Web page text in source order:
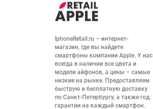
IphoneRetail.ru – интернет-
магазин, где вы найдете
смартфоны компании Apple. У нас
всегда в наличии все цвета и
модели айфонов, а цены – самые
низкие на рынке. Предоставляем
быструю и бесплатную доставку
по Санкт-Петербургу, а также год
гарантии на каждый смартфон.